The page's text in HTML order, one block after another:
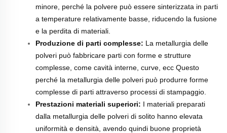
minore, perché la polvere può essere sinterizzata in parti
a temperature relativamente basse, riducendo la fusione
e la perdita di materiali.
Produzione di parti complesse: La metallurgia delle
polveri può fabbricare parti con forme e strutture
complesse, come cavità interne, curve, ecc Questo
perché la metallurgia delle polveri può produrre forme
complesse di parti attraverso processi di stampaggio.
Prestazioni materiali superiori: I materiali preparati
dalla metallurgia delle polveri di solito hanno elevata
uniformità e densità, avendo quindi buone proprietà